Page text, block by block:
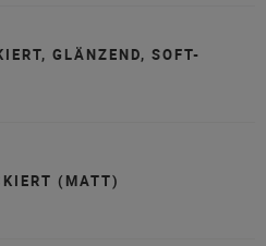
GLÄNZEND, SOFT-
(MATT)